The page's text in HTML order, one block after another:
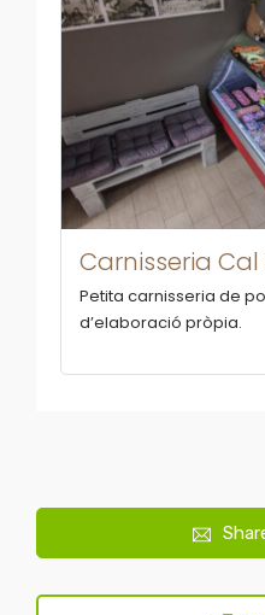
Carnisseria Cal
Petita carnisseria de
d’elaboració pròpia.